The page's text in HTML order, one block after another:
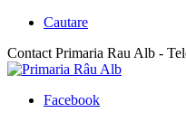
Cautare
Contact Primaria Rau Alb -
Facebook